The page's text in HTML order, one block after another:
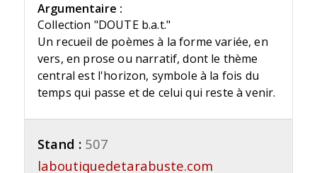
Argumentaire :
Collection "DOUTE b.a.t."
Un recueil de poèmes à la forme variée, en
vers, en prose ou narratif, dont le thème
central est l'horizon, symbole à la fois du
temps qui passe et de celui qui reste à venir.
Stand : 507
laboutiquedetarabuste.com